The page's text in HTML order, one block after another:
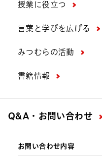
授業に役立つ
言葉と学びを広げる
みつむらの活動
書籍情報
Q&A・お問い合わせ
お問い合わせ内容